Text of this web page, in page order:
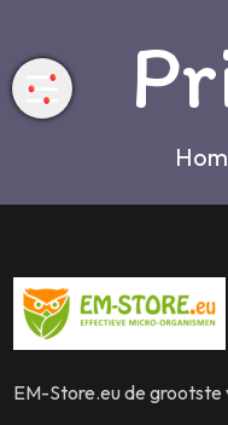
EM-Store.eu de grootste